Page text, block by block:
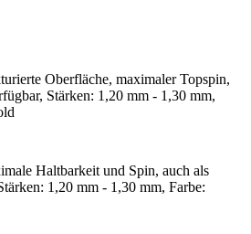
Oberfläche, maximaler Topspin,
Stärken: 1,20 mm - 1,30 mm,
Haltbarkeit und Spin, auch als
1,20 mm - 1,30 mm, Farbe: